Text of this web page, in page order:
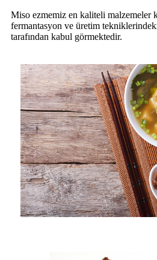
Miso ezmemiz en kaliteli malzemeler
fermantasyon ve üretim tekniklerindeki
tarafından kabul görmektedir.